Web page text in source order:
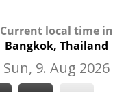
Current local time in
Bangkok, Thailand